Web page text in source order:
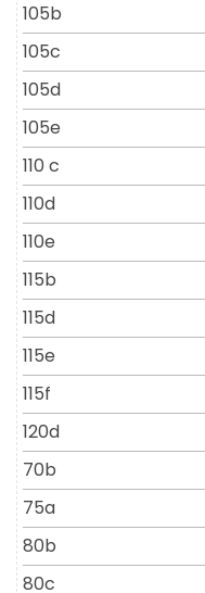
105b
105c
105d
105e
110 c
110d
110e
115b
115d
115e
115f
120d
70b
75a
80b
80c